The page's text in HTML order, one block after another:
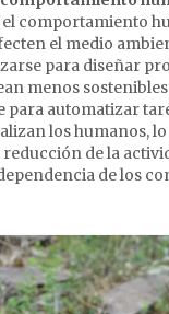
comportamiento
el medio
para diseñar
menos
para automatizar
los humanos,
de la
de los